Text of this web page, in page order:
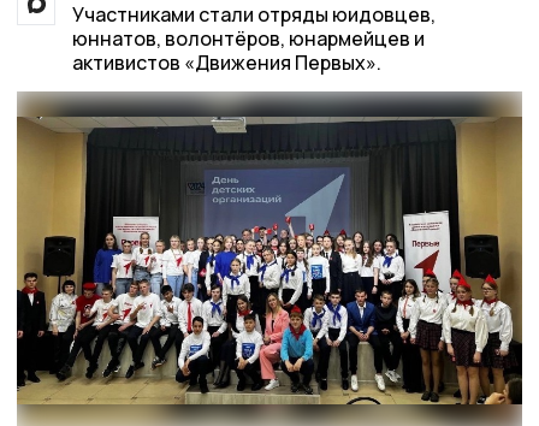
Участниками стали отряды юидовцев,
юннатов, волонтёров, юнармейцев и
активистов «Движения Первых».